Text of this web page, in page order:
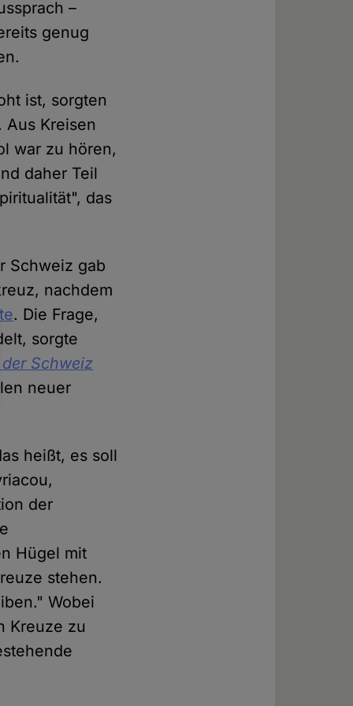
–
genug
ist, sorgten
Aus Kreisen
war zu hören,
daher Teil
das
Schweiz gab
nachdem
. Die Frage,
sorgte
der Schweiz
neuer
heißt, es soll
der
Hügel mit
stehen.
Wobei
Kreuze zu